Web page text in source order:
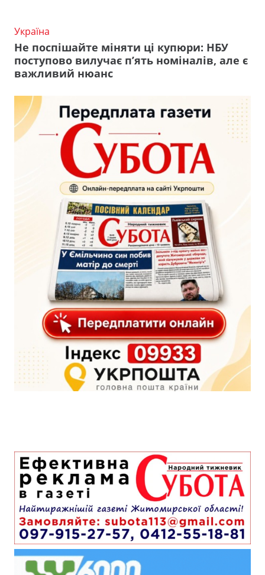
Україна
Не поспішайте міняти ці купюри: НБУ
поступово вилучає п’ять номіналів, але є
важливий нюанс